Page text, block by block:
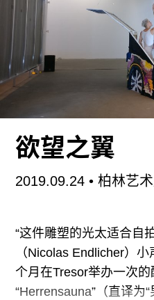
九月二十七日晚九点半
前往辋川。这里突出的
着密切关系。晚年惟好
了约二十年，有描述“二
来的路上做了点功课，
未有过的一连串‘小空间’
得更强烈。高速公路上
白鹿原这些带有古意的
隧道、2号隧道时，方
被人工照明覆盖。驶入
普通民宿落脚，为第二
欲望之翼
2019.09.24• 柏林艺
“这件雕塑的光太适合自
（Nicolas Endlicher）
个月在Tresor举办一次
“Herrensauna”（直译为